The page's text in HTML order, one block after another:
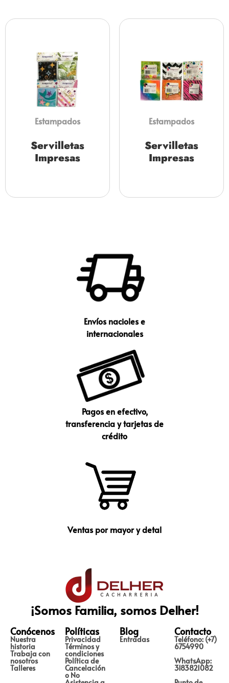
Estampados
Servilletas
Impresas
Estampados
Servilletas
Impresas
Envíos nacioles e
internacionales
Pagos en efectivo,
transferencia y tarjetas de
crédito
Ventas por mayor y detal
¡Somos Familia, somos Delher!
Conócenos
Nuestra
historia
Trabaja con
nosotros
Talleres
Políticas
Privacidad
Términos y
condiciones
Política de
Cancelación
o No
Blog
Entradas
Contacto
Teléfono: (+7)
6754990
WhatsApp:
3183821082